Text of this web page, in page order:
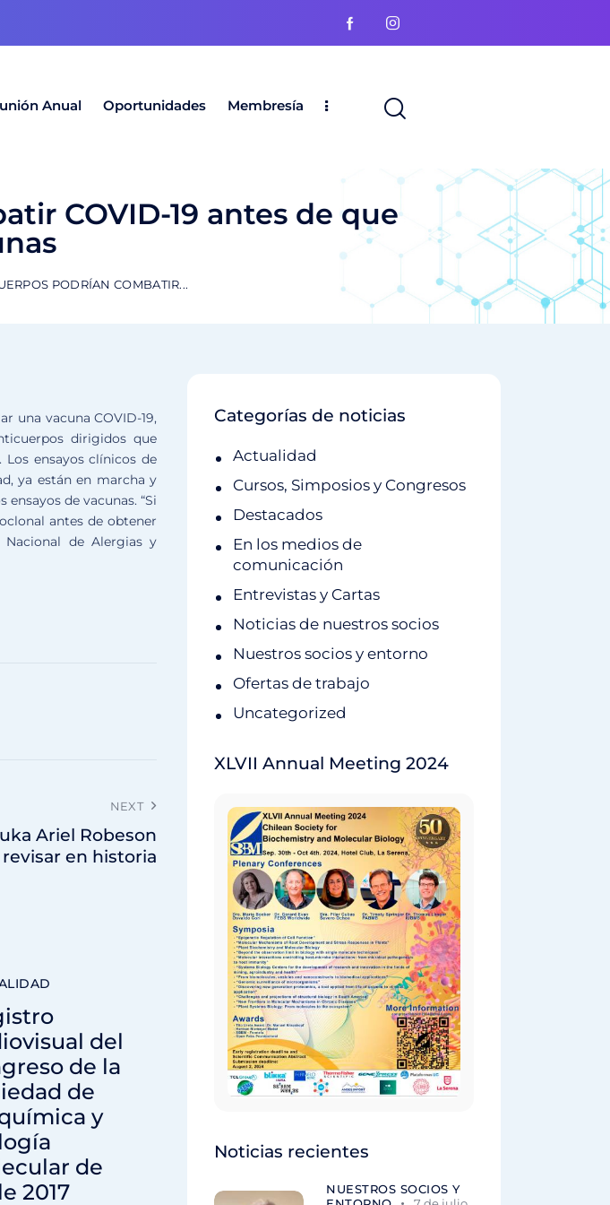
Anual Oportunidades Membresía
COVID-19 antes de que
PODRÍAN COMBATIR...
una vacuna COVID-19,
dirigidos que
Los ensayos clínicos de
ya están en marcha y
ensayos de vacunas.“Si
antes de obtener
de Alergias y
NEXT
Ariel Robeson
en historia
del
de la
de
y
de
2017
Categorías de noticias
Actualidad
Cursos, Simposios y Congresos
Destacados
En los medios de
comunicación
Entrevistas y Cartas
Noticias de nuestros socios
Nuestros socios y entorno
Ofertas de trabajo
Uncategorized
XLVII Annual Meeting 2024
Noticias recientes
NUESTROS SOCIOS Y